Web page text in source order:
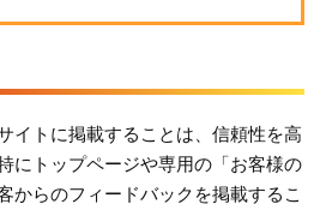
イトに掲載することは、信頼性を高
にトップページや専用の「お客様の
からのフィードバックを掲載するこ